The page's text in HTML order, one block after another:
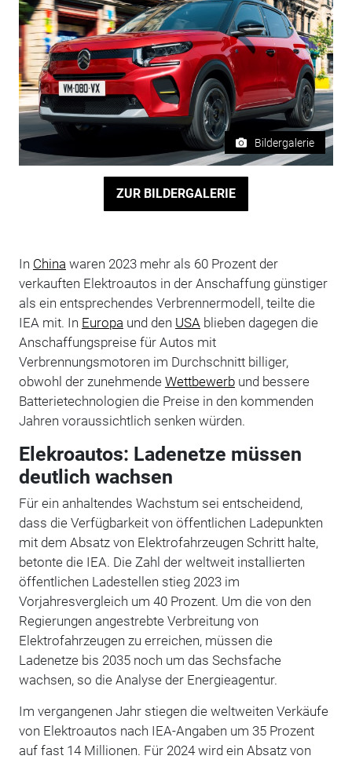
Bildergalerie
ZUR BILDERGALERIE
In China waren 2023 mehr als 60 Prozent der
verkauften Elektroautos in der Anschaffung günstiger
als ein entsprechendes Verbrennermodell, teilte die
IEA mit. In Europa und den USA blieben dagegen die
Anschaffungspreise für Autos mit
Verbrennungsmotoren im Durchschnitt billiger,
obwohl der zunehmende Wettbewerbund bessere
Batterietechnologien die Preise in den kommenden
Jahren voraussichtlich senken würden.
Elekroautos: Ladenetze müssen
deutlich wachsen
Für ein anhaltendes Wachstum sei entscheidend,
dass die Verfügbarkeit von öffentlichen Ladepunkten
mit dem Absatz von Elektrofahrzeugen Schritt halte,
betonte die IEA. Die Zahl der weltweit installierten
öffentlichen Ladestellen stieg 2023 im
Vorjahresvergleich um 40 Prozent. Um die von den
Regierungen angestrebte Verbreitung von
Elektrofahrzeugen zu erreichen, müssen die
Ladenetze bis 2035 noch um das Sechsfache
wachsen, so die Analyse der Energieagentur.
Im vergangenen Jahr stiegen die weltweiten Verkäufe
von Elektroautos nach IEA-Angaben um 35 Prozent
auf fast 14 Millionen. Für 2024 wird ein Absatz von